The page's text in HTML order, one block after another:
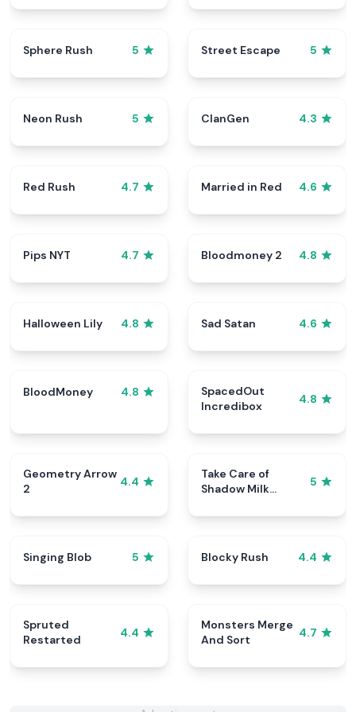
Sphere Rush 5 Street Escape 5
Neon Rush 5 ClanGen 4.3
Red Rush 4.7 Married in Red 4.6
Pips NYT 4.7 Bloodmoney 2 4.8
Halloween Lily 4.8 Sad Satan 4.6
BloodMoney 4.8
SpacedOut
Incredibox
4.8
Geometry Arrow
2
4.4
Take Care of
Shadow Milk
5
Singing Blob 5 Blocky Rush 4.4
Spruted
Restarted
4.4
Monsters Merge
And Sort
4.7